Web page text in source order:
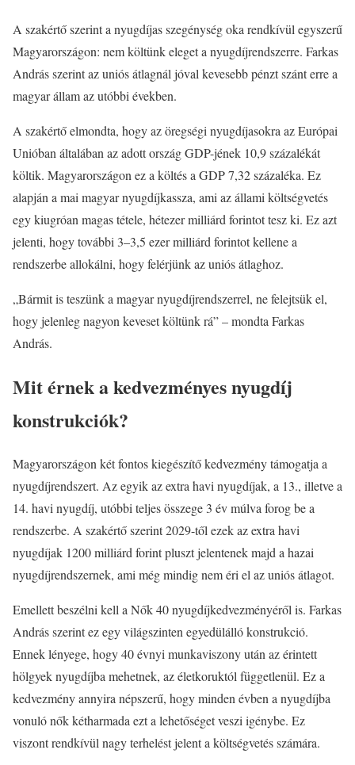
A szakértő szerint a nyugdíjas szegénység oka rendkívül egyszerű
Magyarországon: nem költünk eleget a nyugdíjrendszerre. Farkas
András szerint az uniós átlagnál jóval kevesebb pénzt szánt erre a
magyar állam az utóbbi években.
A szakértő elmondta, hogy az öregségi nyugdíjasokra az Európai
Unióban általában az adott ország GDP-jének 10,9 százalékát
költik. Magyarországon ez a költés a GDP 7,32 százaléka. Ez
alapján a mai magyar nyugdíjkassza, ami az állami költségvetés
egy kiugróan magas tétele, hétezer milliárd forintot tesz ki. Ez azt
jelenti, hogy további 3–3,5 ezer milliárd forintot kellene a
rendszerbe allokálni, hogy felérjünk az uniós átlaghoz.
„Bármit is teszünk a magyar nyugdíjrendszerrel, ne felejtsük el,
hogy jelenleg nagyon keveset költünk rá” – mondta Farkas
András.
Mit érnek a kedvezményes nyugdíj
konstrukciók?
Magyarországon két fontos kiegészítő kedvezmény támogatja a
nyugdíjrendszert. Az egyik az extra havi nyugdíjak, a 13., illetve a
14. havi nyugdíj, utóbbi teljes összege 3 év múlva forog be a
rendszerbe. A szakértő szerint 2029-től ezek az extra havi
nyugdíjak 1200 milliárd forint pluszt jelentenek majd a hazai
nyugdíjrendszernek, ami még mindig nem éri el az uniós átlagot.
Emellett beszélni kell a Nők 40 nyugdíjkedvezményéről is. Farkas
András szerint ez egy világszinten egyedülálló konstrukció.
Ennek lényege, hogy 40 évnyi munkaviszony után az érintett
hölgyek nyugdíjba mehetnek, az életkoruktól függetlenül. Ez a
kedvezmény annyira népszerű, hogy minden évben a nyugdíjba
vonuló nők kétharmada ezt a lehetőséget veszi igénybe. Ez
viszont rendkívül nagy terhelést jelent a költségvetés számára.